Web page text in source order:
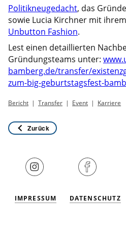
Politikneugedacht, das
sowie Lucia Kirchner mit
Unbutton Fashion.
Lest einen detaillierten
Gründungsteams unter:
bamberg.de/transfer/
zum-big-geburtstagsfest-
Bericht Transfer Event Karriere
Zurück
IMPRESSUM DATENSCHUTZ